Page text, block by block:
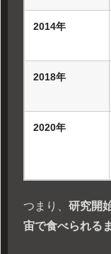
2014年
2018年
2020年
つまり、 研究開
宙で食べられる